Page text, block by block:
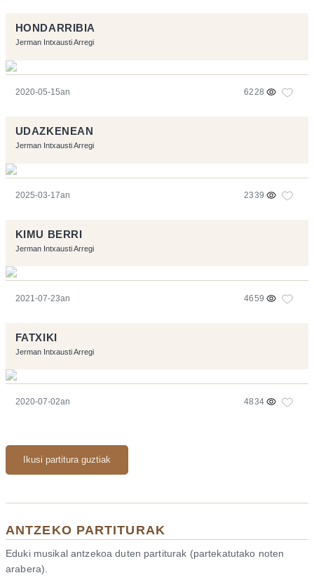
HONDARRIBIA
Jerman Intxausti Arregi
2020-05-15an 6228
UDAZKENEAN
Jerman Intxausti Arregi
2025-03-17an 2339
KIMU BERRI
Jerman Intxausti Arregi
2021-07-23an 4659
FATXIKI
Jerman Intxausti Arregi
2020-07-02an 4834
Ikusi partitura guztiak
ANTZEKO PARTITURAK
Eduki musikal antzekoa duten partiturak (partekatutako noten
arabera).